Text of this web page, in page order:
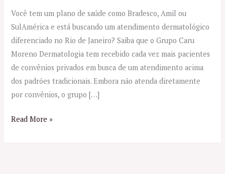
Você tem um plano de saúde como Bradesco, Amil ou
SulAmérica e está buscando um atendimento dermatológico
diferenciado no Rio de Janeiro? Saiba que o Grupo Caru
Moreno Dermatologia tem recebido cada vez mais pacientes
de convênios privados em busca de um atendimento acima
dos padrões tradicionais. Embora não atenda diretamente
por convênios, o grupo […]
Read More »